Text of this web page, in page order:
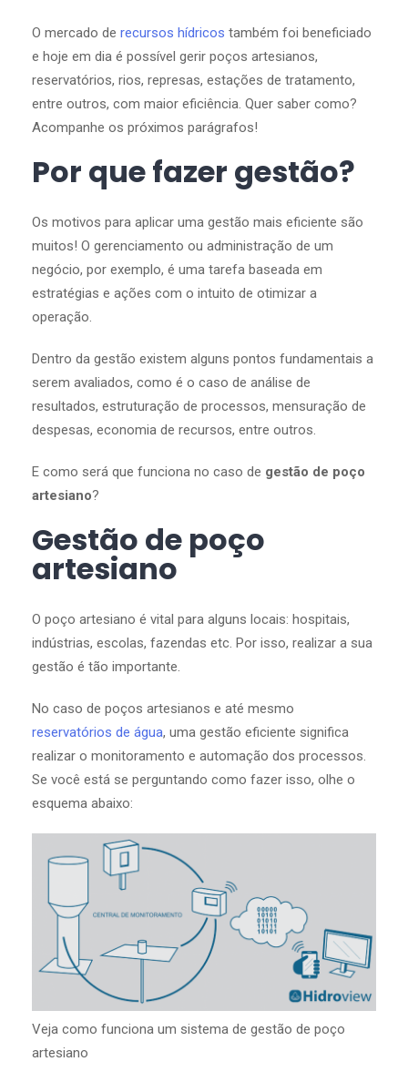
O mercado de recursos hídricos também foi beneficiado
e hoje em dia é possível gerir poços artesianos,
reservatórios, rios, represas, estações de tratamento,
entre outros, com maior eficiência. Quer saber como?
Acompanhe os próximos parágrafos!
Por que fazer gestão?
Os motivos para aplicar uma gestão mais eficiente são
muitos! O gerenciamento ou administração de um
negócio, por exemplo, é uma tarefa baseada em
estratégias e ações com o intuito de otimizar a
operação.
Dentro da gestão existem alguns pontos fundamentais a
serem avaliados, como é o caso de análise de
resultados, estruturação de processos, mensuração de
despesas, economia de recursos, entre outros.
E como será que funciona no caso de gestão de poço
artesiano?
Gestão de poço
artesiano
O poço artesiano é vital para alguns locais: hospitais,
indústrias, escolas, fazendas etc. Por isso, realizar a sua
gestão é tão importante.
No caso de poços artesianos e até mesmo
reservatórios de água, uma gestão eficiente significa
realizar o monitoramento e automação dos processos.
Se você está se perguntando como fazer isso, olhe o
esquema abaixo:
Veja como funciona um sistema de gestão de poço
artesiano